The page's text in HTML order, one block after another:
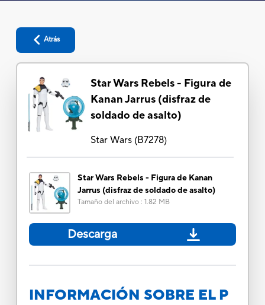
Atrás
Star Wars Rebels - Figura de
Kanan Jarrus (disfraz de
soldado de asalto)
Star Wars(B7278)
Star Wars Rebels - Figura de Kanan
Jarrus (disfraz de soldado de asalto)
Tamaño del archivo: 1.82 MB
Descarga
INFORMACIÓN SOBRE EL P